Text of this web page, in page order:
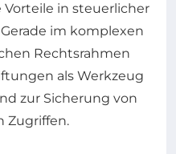
in steuerlicher
im komplexen
Rechtsrahmen
als Werkzeug
zur Sicherung von
Zugriffen.